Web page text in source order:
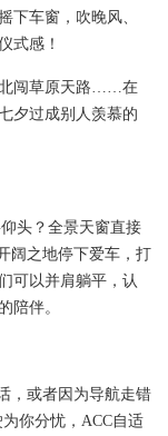
下车窗，吹晚风、
式感！
北闯草原天路……在
夕过成别人羡慕的
头？全景天窗直接
阔之地停下爱车，打
可以并肩躺平，认
陪伴。
，或者因为导航走错
你分忧，ACC自适